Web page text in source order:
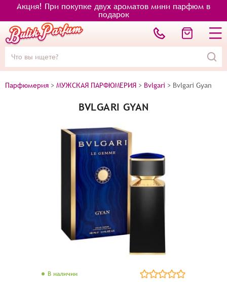
Акция! При покупке двух ароматов мини парфюм в
подарок
Парфюмерия > МУЖСКАЯ ПАРФЮМЕРИЯ > Bvlgari > Bvlgari Gyan
BVLGARI GYAN
В наличии